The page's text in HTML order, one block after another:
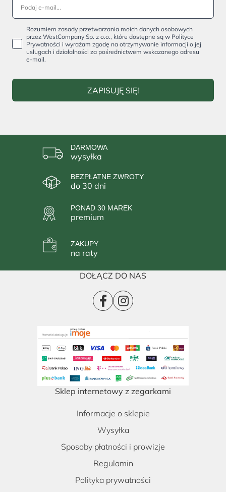
Rozumiem zasady przetwarzania moich danych osobowych
przez WestCompany Sp. z o.o., które dostępne są w Polityce
Prywatności i wyrażam zgodę na otrzymywanie informacji o jej
usługach i działalności za pośrednictwem wskazanego adresu
e-mail.
ZAPISUJĘ SIĘ!
DARMOWA
wysyłka
BEZPŁATNE ZWROTY
do 30 dni
PONAD 30 MAREK
premium
ZAKUPY
na raty
DOŁĄCZ DO NAS
Sklep internetowy z zegarkami
Informacje o sklepie
Wysyłka
Sposoby płatności i prowizje
Regulamin
Polityka prywatności